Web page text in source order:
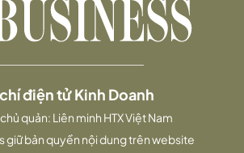
điện tử Kinh Doanh
quản: Liên minh HTX Việt Nam
giữ bản quyền nội dung trên website